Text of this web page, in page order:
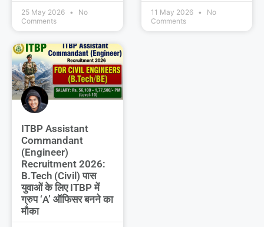
25 May 2026
No
Comments
11 May 2026
No
Comments
ITBP Assistant
Commandant
(Engineer)
Recruitment 2026:
B.Tech (Civil) पास
युवाओं के लिए ITBP में
ग्रुप ‘A’ ऑफिसर बनने का
मौका